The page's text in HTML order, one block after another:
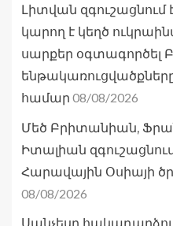
Լիտվան զգուշացնում
կարող է կեղծ
սարքեր օգտագործել
համար 08/08/2026
Մեծ Բրիտանիան,
Իտալիան
Հարավային Օսիայի
08/08/2026